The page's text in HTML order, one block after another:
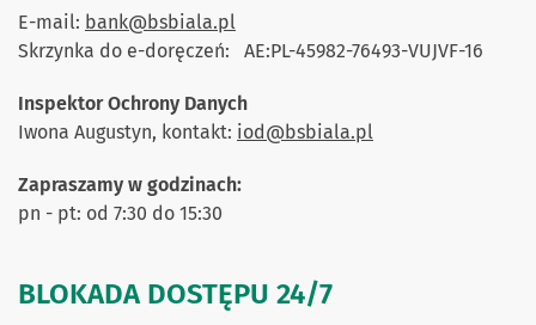
E-mail: bank@bsbiala.pl
Skrzynka do e-doręczeń: AE:PL-45982-76493-VUJVF-16
Inspektor Ochrony Danych
Iwona Augustyn, kontakt: iod@bsbiala.pl
Zapraszamy w godzinach:
pn - pt: od 7:30 do 15:30
BLOKADA DOSTĘPU 24/7